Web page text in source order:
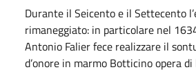
Durante il Seicento e il Settecento
rimaneggiato: in particolare nel
Antonio Falier fece realizzare il
d’onore in marmo Botticino opera